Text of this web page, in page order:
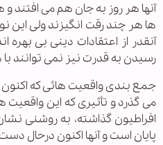
آنها هر روز به جان هم می افتند
ها هر چند رقت انگیزند ولی این
آنقدر از اعتقادات دینی بی بهره
رسیدن به قدرت نیز نمی توانند
جمع بندی واقعیت هائی که
می گذرد و تأثیری که این واقعیت
افراطیون گذاشته، به روشنی
پایان است و آنها اکنون درحال